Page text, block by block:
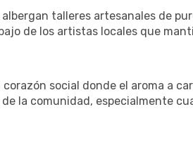
talleres artesanales de
de los artistas locales que
social donde el aroma a
la comunidad, especialmente